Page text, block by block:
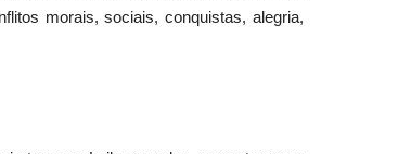
morais, sociais, conquistas, alegria,